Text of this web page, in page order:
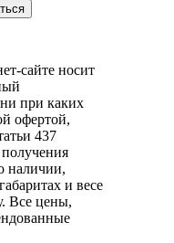
сайте носит
при каких
офертой,
437
наличии,
и весе
Все цены,